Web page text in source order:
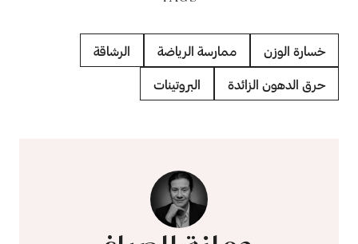
خسارة الوزن ممارسة الرياضة الرشاقة
حرق الدهون الزائدة البروتينات